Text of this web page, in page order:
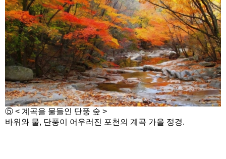
⑤ < 계곡을 물들인 단풍 숲 >
바위와 물, 단풍이 어우러진 포천의 계곡 가을 정경.